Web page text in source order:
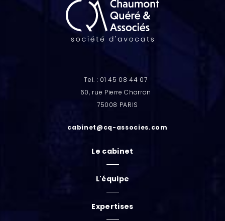
Tel. : 01 45 08 44 07
60, rue Pierre Charron
75008 PARIS
cabinet@cq-associes.com
Le cabinet
L'équipe
Expertises